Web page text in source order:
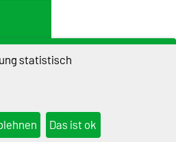
statistisch
Das ist ok